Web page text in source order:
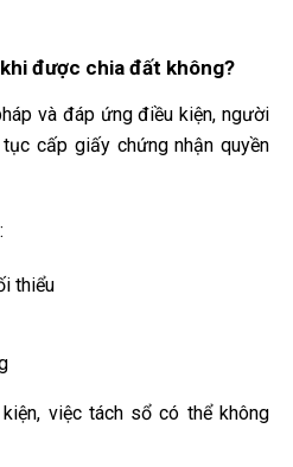
được chia đất không?
và đáp ứng điều kiện, người
cấp giấy chứng nhận quyền
thiểu
việc tách sổ có thể không